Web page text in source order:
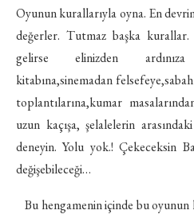
Oyunun kurallarıyla oyna. En
değerler. Tutmaz başka
gelirse elinizden
kitabına,sinemadan
toplantılarına,kumar
uzun kaçışa, şelalelerin
deneyin. Yolu yok.! Çekeceksin
değişebileceği…
Bu hengamenin içinde bu